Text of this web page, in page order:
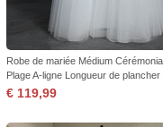
Robe de mariée Médium
Plage A-ligne Longueur de plancher
€ 119,99